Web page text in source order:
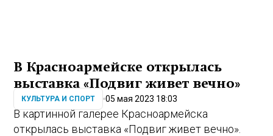
В Красноармейске открылась
выставка «Подвиг живет вечно»
КУЛЬТУРА И СПОРТ 05 мая 2023 18:03
В картинной галерее Красноармейска
открылась выставка «Подвиг живет вечно».